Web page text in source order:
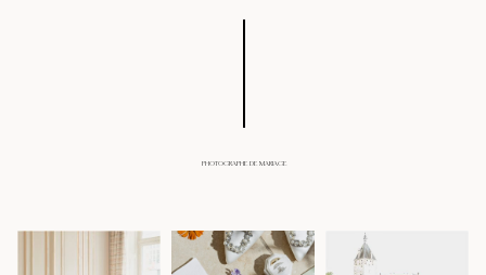
PHOTOGRAPHE DE MARIAGE